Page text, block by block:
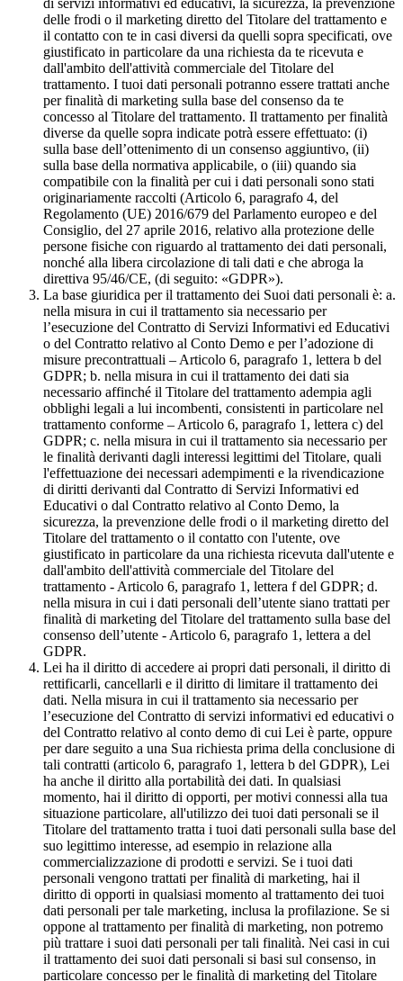
di servizi informativi ed educativi, la sicurezza, la prevenzione
delle frodi o il marketing diretto del Titolare del trattamento e
il contatto con te in casi diversi da quelli sopra specificati, ove
giustificato in particolare da una richiesta da te ricevuta e
dall'ambito dell'attività commerciale del Titolare del
trattamento. I tuoi dati personali potranno essere trattati anche
per finalità di marketing sulla base del consenso da te
concesso al Titolare del trattamento. Il trattamento per finalità
diverse da quelle sopra indicate potrà essere effettuato: (i)
sulla base dell’ottenimento di un consenso aggiuntivo, (ii)
sulla base della normativa applicabile, o (iii) quando sia
compatibile con la finalità per cui i dati personali sono stati
originariamente raccolti (Articolo 6, paragrafo 4, del
Regolamento (UE) 2016/679 del Parlamento europeo e del
Consiglio, del 27 aprile 2016, relativo alla protezione delle
persone fisiche con riguardo al trattamento dei dati personali,
nonché alla libera circolazione di tali dati e che abroga la
direttiva 95/46/CE, (di seguito: «GDPR»).
La base giuridica per il trattamento dei Suoi dati personali è: a.
nella misura in cui il trattamento sia necessario per
l’esecuzione del Contratto di Servizi Informativi ed Educativi
o del Contratto relativo al Conto Demo e per l’adozione di
misure precontrattuali – Articolo 6, paragrafo 1, lettera b del
GDPR; b. nella misura in cui il trattamento dei dati sia
necessario affinché il Titolare del trattamento adempia agli
obblighi legali a lui incombenti, consistenti in particolare nel
trattamento conforme – Articolo 6, paragrafo 1, lettera c) del
GDPR; c. nella misura in cui il trattamento sia necessario per
le finalità derivanti dagli interessi legittimi del Titolare, quali
l'effettuazione dei necessari adempimenti e la rivendicazione
di diritti derivanti dal Contratto di Servizi Informativi ed
Educativi o dal Contratto relativo al Conto Demo, la
sicurezza, la prevenzione delle frodi o il marketing diretto del
Titolare del trattamento o il contatto con l'utente, ove
giustificato in particolare da una richiesta ricevuta dall'utente e
dall'ambito dell'attività commerciale del Titolare del
trattamento - Articolo 6, paragrafo 1, lettera f del GDPR; d.
nella misura in cui i dati personali dell’utente siano trattati per
finalità di marketing del Titolare del trattamento sulla base del
consenso dell’utente - Articolo 6, paragrafo 1, lettera a del
GDPR.
Lei ha il diritto di accedere ai propri dati personali, il diritto di
rettificarli, cancellarli e il diritto di limitare il trattamento dei
dati. Nella misura in cui il trattamento sia necessario per
l’esecuzione del Contratto di servizi informativi ed educativi o
del Contratto relativo al conto demo di cui Lei è parte, oppure
per dare seguito a una Sua richiesta prima della conclusione di
tali contratti (articolo 6, paragrafo 1, lettera b del GDPR), Lei
ha anche il diritto alla portabilità dei dati. In qualsiasi
momento, hai il diritto di opporti, per motivi connessi alla tua
situazione particolare, all'utilizzo dei tuoi dati personali se il
Titolare del trattamento tratta i tuoi dati personali sulla base del
suo legittimo interesse, ad esempio in relazione alla
commercializzazione di prodotti e servizi. Se i tuoi dati
personali vengono trattati per finalità di marketing, hai il
diritto di opporti in qualsiasi momento al trattamento dei tuoi
dati personali per tale marketing, inclusa la profilazione. Se si
oppone al trattamento per finalità di marketing, non potremo
più trattare i suoi dati personali per tali finalità. Nei casi in cui
il trattamento dei suoi dati personali si basi sul consenso, in
particolare concesso per le finalità di marketing del Titolare